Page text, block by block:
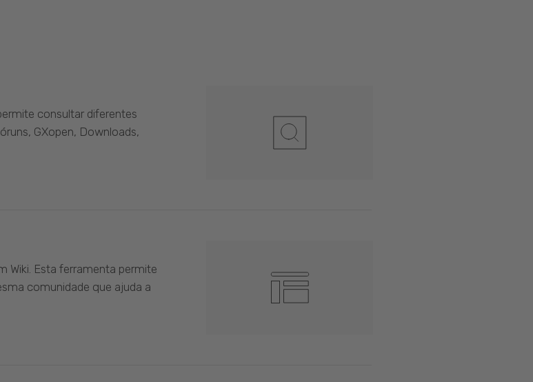
Wiki. Esta ferramenta permite
comunidade que ajuda a
consultar diferentes
GXopen, Downloads,